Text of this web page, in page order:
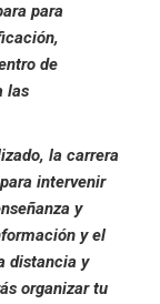
para
de
las
la carrera
intervenir
y
y el
distancia y
organizar tu